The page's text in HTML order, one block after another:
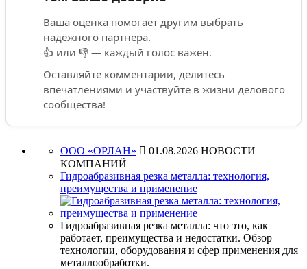
Ваша оценка помогает другим выбрать
надёжного партнёра.
👍 или 👎 — каждый голос важен.
Оставляйте комментарии, делитесь
впечатлениями и участвуйте в жизни делового
сообщества!
ООО «ОРЛАН»  01.08.2026 НОВОСТИ
КОМПАНИЙ
Гидроабразивная резка металла: технология,
преимущества и применение
Гидроабразивная резка металла: что это, как
работает, преимущества и недостатки. Обзор
технологии, оборудования и сфер применения для
металлообработки.